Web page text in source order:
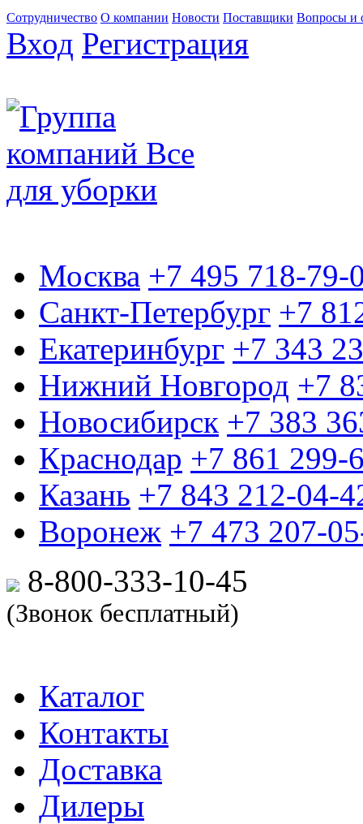
Сотрудничество О компании Новости Поставщики Вопросы и
Вход Регистрация
Москва +7 495 718-79-
Санкт-Петербург +7
Екатеринбург +7 343
Нижний Новгород +7
Новосибирск +7 383
Краснодар +7 861 299-
Казань +7 843 212-04-
Воронеж +7 473 207-
8-800-333-10-45
(Звонок бесплатный)
Каталог
Контакты
Доставка
Дилеры